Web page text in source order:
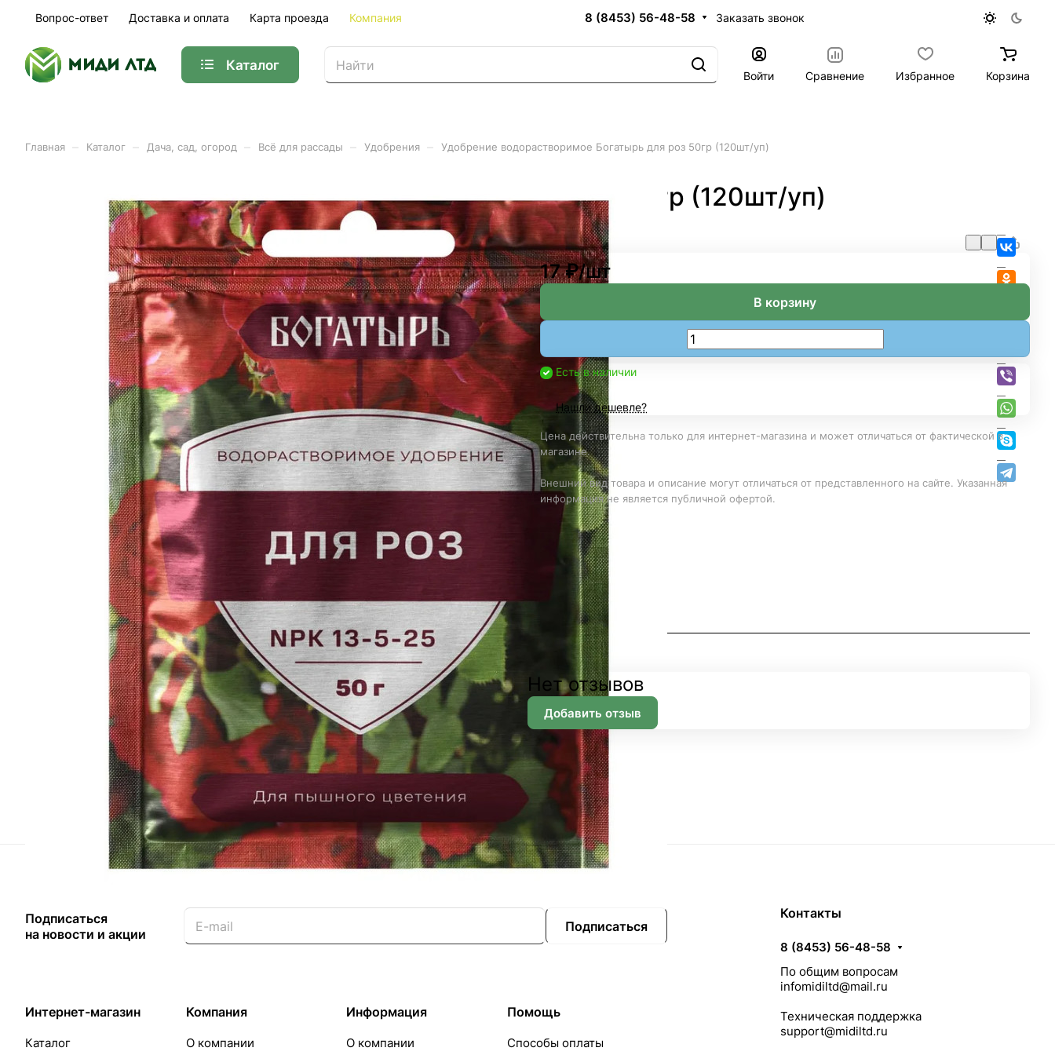
Вопрос-ответ Доставка и оплата Карта проезда Компания 8 (8453) 56-48-58 Заказать звонок
Каталог
Войти Сравнение Избранное Корзина
Главная Каталог Дача, сад, огород Всё для рассады Удобрения Удобрение водорастворимое Богатырь для роз 50гр (120шт/уп)
Удобрение водорастворимое Богатырь для роз 50гр (120шт/уп)
17 ₽/шт
В корзину
Есть в наличии
Нашли дешевле?
Цена действительна только для интернет-магазина и может отличаться от фактической в
магазине.
Внешний вид товара и описание могут отличаться от представленного на сайте. Указанная
информация не является публичной офертой.
Оплата Доставка
Загрузка отзывов...
Нет отзывов
Добавить отзыв
Назад к списку
Подписаться
на новости и акции
Подписаться
Интернет-магазин
Каталог
Компания
О компании
Информация
О компании
Помощь
Способы оплаты
Контакты
8 (8453) 56-48-58
По общим вопросам
infomidiltd@mail.ru
Техническая поддержка
support@midiltd.ru